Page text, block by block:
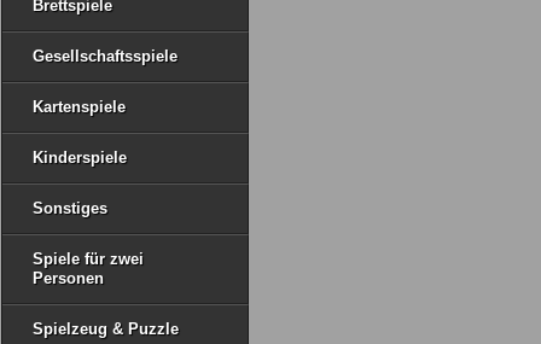
Brettspiele
Gesellschaftsspiele
Kartenspiele
Kinderspiele
Sonstiges
Spiele für zwei
Personen
Spielzeug & Puzzle